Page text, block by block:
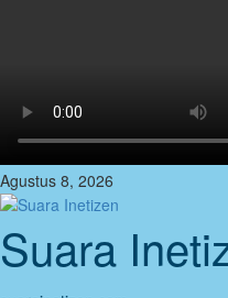
Agustus 8, 2026
Suara